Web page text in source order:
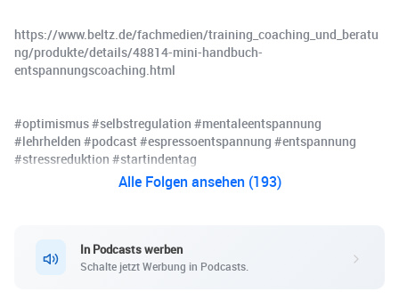
https://www.beltz.de/fachmedien/training_coaching_und_beratu
ng/produkte/details/48814-mini-handbuch-
entspannungscoaching.html
#optimismus #selbstregulation #mentaleentspannung
#lehrhelden #podcast #espressoentspannung #entspannung
#stressreduktion #startindentag
Alle Folgen ansehen (193)
In Podcasts werben
Schalte jetzt Werbung in Podcasts.